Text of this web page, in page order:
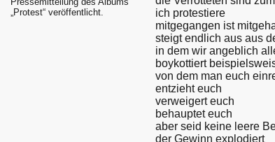
„Protest“ veröffentlicht.
ich protestiere
mitgegangen ist
steigt endlich aus aus
in dem wir angeblich
boykottiert
von dem man euch
entzieht euch
verweigert euch
behauptet euch
aber seid keine leere
der Gewinn explodiert